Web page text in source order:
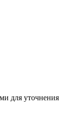
для уточнения